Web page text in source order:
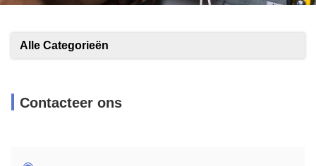
Alle Categorieën
Contacteer ons